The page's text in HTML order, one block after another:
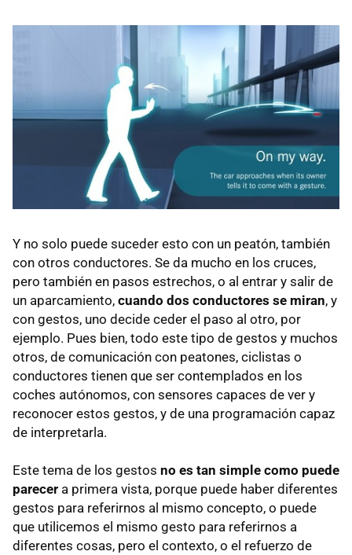
Y no solo puede suceder esto con un peatón, también
con otros conductores. Se da mucho en los cruces,
pero también en pasos estrechos, o al entrar y salir de
un aparcamiento, cuando dos conductores se miran, y
con gestos, uno decide ceder el paso al otro, por
ejemplo. Pues bien, todo este tipo de gestos y muchos
otros, de comunicación con peatones, ciclistas o
conductores tienen que ser contemplados en los
coches autónomos, con sensores capaces de ver y
reconocer estos gestos, y de una programación capaz
de interpretarla.
Este tema de los gestos no es tan simple como puede
parecer a primera vista, porque puede haber diferentes
gestos para referirnos al mismo concepto, o puede
que utilicemos el mismo gesto para referirnos a
diferentes cosas, pero el contexto, o el refuerzo de